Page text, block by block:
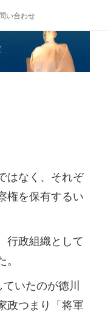
い合わせ
はなく、それぞ
権を保有するい
行政組織として
いたのが徳川
政つまり「将軍